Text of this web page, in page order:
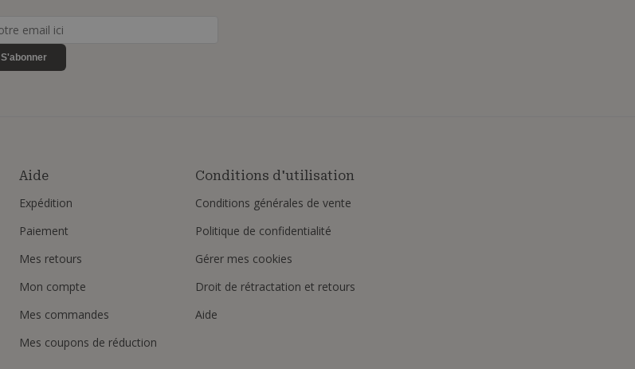
S'abonner
Aide
Expédition
Paiement
Mes retours
Mon compte
Mes commandes
Mes coupons de réduction
Conditions d'utilisation
Conditions générales de vente
Politique de confidentialité
Gérer mes cookies
Droit de rétractation et retours
Aide